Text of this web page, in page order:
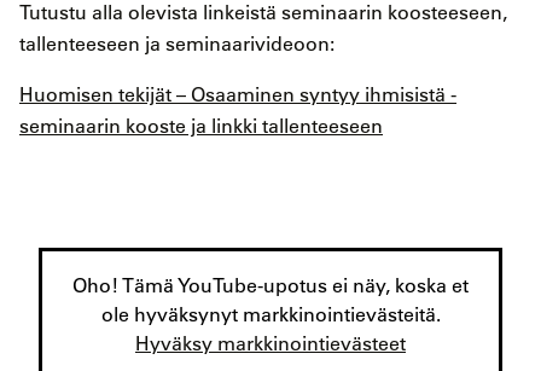
Tutustu alla olevista linkeistä seminaarin koosteeseen,
tallenteeseen ja seminaarivideoon:
Huomisen tekijät – Osaaminen syntyy ihmisistä -
seminaarin kooste ja linkki tallenteeseen
Oho! Tämä YouTube-upotus ei näy, koska et
ole hyväksynyt markkinointievästeitä.
Hyväksy markkinointievästeet